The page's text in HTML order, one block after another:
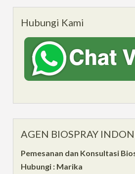
Hubungi Kami
AGEN BIOSPRAY
Pemesanan dan Konsultasi
Hubungi : Marika